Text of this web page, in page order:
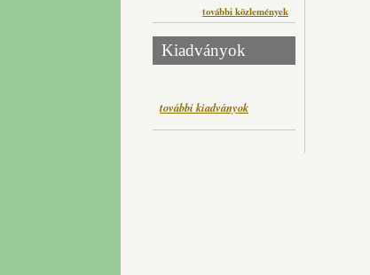
további közlemények
Kiadványok
további kiadványok